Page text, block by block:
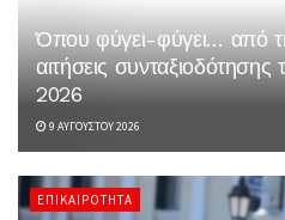
Όπου φύγει-φύγει… από
αιτήσεις
2026
9 ΑΥΓΟΎΣΤΟΥ 2026
ΕΠΙΚΑΙΡΌΤΗΤΑ